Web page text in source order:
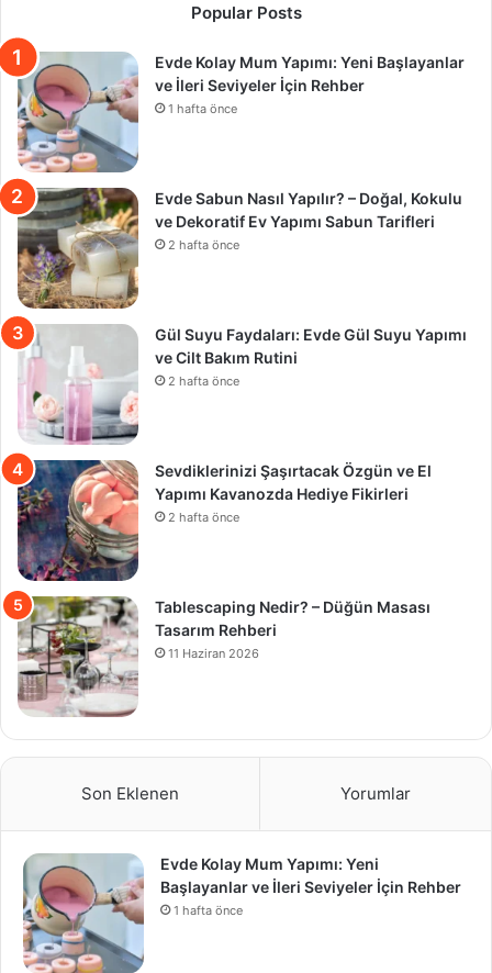
Popular Posts
Evde Kolay Mum Yapımı: Yeni Başlayanlar
ve İleri Seviyeler İçin Rehber
1 hafta önce
Evde Sabun Nasıl Yapılır? – Doğal, Kokulu
ve Dekoratif Ev Yapımı Sabun Tarifleri
2 hafta önce
Gül Suyu Faydaları: Evde Gül Suyu Yapımı
ve Cilt Bakım Rutini
2 hafta önce
Sevdiklerinizi Şaşırtacak Özgün ve El
Yapımı Kavanozda Hediye Fikirleri
2 hafta önce
Tablescaping Nedir? – Düğün Masası
Tasarım Rehberi
11 Haziran 2026
Son Eklenen Yorumlar
Evde Kolay Mum Yapımı: Yeni
Başlayanlar ve İleri Seviyeler İçin Rehber
1 hafta önce